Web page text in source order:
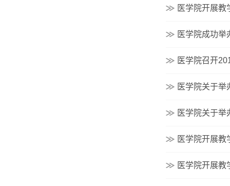
医学院开展教
医学院成功举
医学院召开
医学院关于举
医学院关于举
医学院开展教
医学院开展教